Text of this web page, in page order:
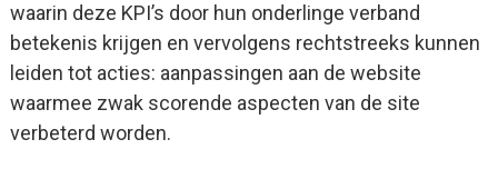
waarin deze KPI’s door hun onderlinge verband
betekenis krijgen en vervolgens rechtstreeks kunnen
leiden tot acties: aanpassingen aan de website
waarmee zwak scorende aspecten van de site
verbeterd worden.